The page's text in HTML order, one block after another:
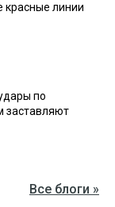
линии
по
заставляют
Все блоги »